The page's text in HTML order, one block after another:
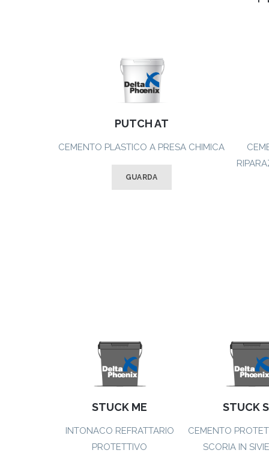
PUTCH AT
CEMENTO PLASTICO A PRESA CHIMICA
GUARDA
STUCK ME
INTONACO REFRATTARIO
PROTETTIVO
STUCK
CEMENTO
SCORIA IN